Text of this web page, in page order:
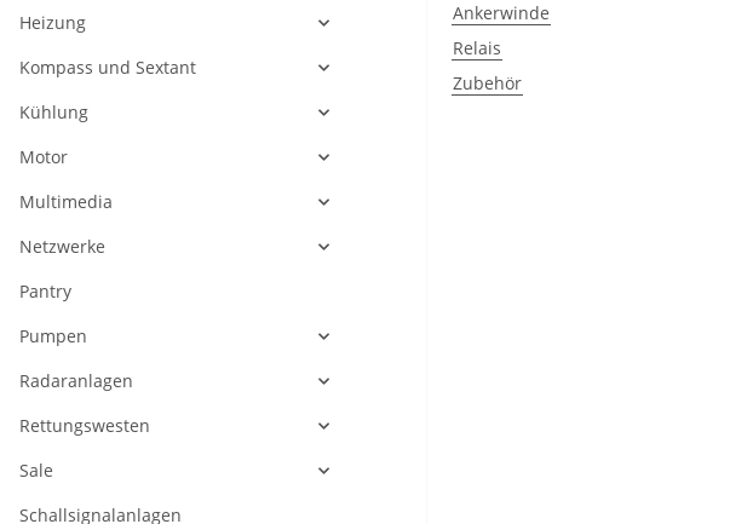
Ankerwinde
Relais
Zubehör
Heizung
Kompass und Sextant
Kühlung
Motor
Multimedia
Netzwerke
Pantry
Pumpen
Radaranlagen
Rettungswesten
Sale
Schallsignalanlagen